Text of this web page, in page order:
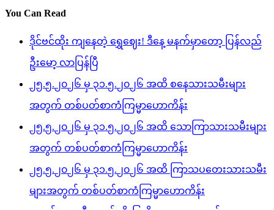
You Can Read
ဒိုင်ဗင်ထိုး ကျနေတဲ့ ရွှေဈေး! ဒီနေ့ မနက်မှာတော့ ပြန်လည်
ဦးမော့ လာပြန်ပြီ
၂၅.၅.၂၀၂၆ မှ ၃၁.၅.၂၀၂၆ အထိ စနေသားသမီးများ
အတွက် တစ်ပတ်စာကံကြမ္မာဟောကိန်း
၂၅.၅.၂၀၂၆ မှ ၃၁.၅.၂၀၂၆ အထိ သောကြာသားသမီးများ
အတွက် တစ်ပတ်စာကံကြမ္မာဟောကိန်း
၂၅.၅.၂၀၂၆ မှ ၃၁.၅.၂၀၂၆ အထိ ကြာသပတေးသားသမီး
များအတွက် တစ်ပတ်စာကံကြမ္မာဟောကိန်း